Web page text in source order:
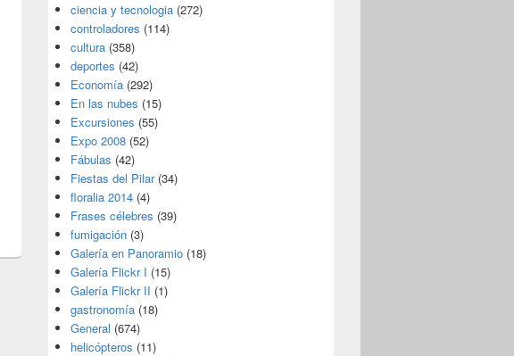
ciencia y tecnologia (272)
controladores (114)
cultura (358)
deportes (42)
Economía (292)
En las nubes (15)
Excursiones (55)
Expo 2008 (52)
Fábulas (42)
Fiestas del Pilar(34)
floralia 2014 (4)
Frases célebres (39)
fumigación (3)
Galería en Panoramio (18)
Galería Flickr I (15)
Galería Flickr II (1)
gastronomía (18)
General (674)
helicópteros (11)